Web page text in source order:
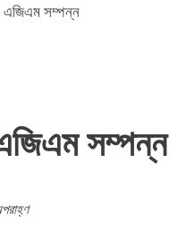
এজিএম সম্পন্ন
এজিএম সম্পন্ন